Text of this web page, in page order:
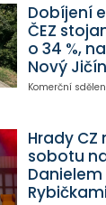
Dobíjení
ČEZ
o 34 %,
Nový Jičín
Komerční
Hrady
sobotu
Danielem